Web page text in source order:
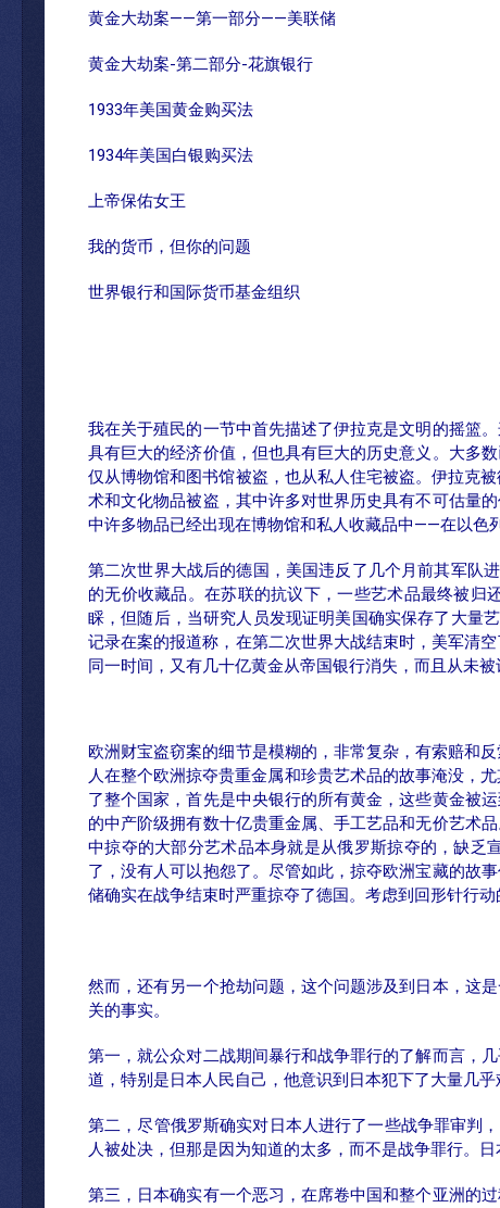
黄金大劫案——第一部分——美联储
黄金大劫案-第二部分-花旗银行
1933年美国黄金购买法
1934年美国白银购买法
上帝保佑女王
我的货币，但你的问题
世界银行和国际货币基金组织
我在关于殖民的一节中首先描述了伊拉克是文明的摇篮
具有巨大的经济价值，但也具有巨大的历史意义。大多
仅从博物馆和图书馆被盗，也从私人住宅被盗。伊拉克
术和文化物品被盗，其中许多对世界历史具有不可估量
中许多物品已经出现在博物馆和私人收藏品中——在以色
第二次世界大战后的德国，美国违反了几个月前其军队
的无价收藏品。在苏联的抗议下，一些艺术品最终被归
睬，但随后，当研究人员发现证明美国确实保存了大量
记录在案的报道称，在第二次世界大战结束时，美军清
同一时间，又有几十亿黄金从帝国银行消失，而且从未被
欧洲财宝盗窃案的细节是模糊的，非常复杂，有索赔和
人在整个欧洲掠夺贵重金属和珍贵艺术品的故事淹没，
了整个国家，首先是中央银行的所有黄金，这些黄金被
的中产阶级拥有数十亿贵重金属、手工艺品和无价艺术
中掠夺的大部分艺术品本身就是从俄罗斯掠夺的，缺乏
了，没有人可以抱怨了。尽管如此，掠夺欧洲宝藏的故
储确实在战争结束时严重掠夺了德国。考虑到回形针行
然而，还有另一个抢劫问题，这个问题涉及到日本，这
关的事实。
第一，就公众对二战期间暴行和战争罪行的了解而言，
道，特别是日本人民自己，他意识到日本犯下了大量几乎
第二，尽管俄罗斯确实对日本人进行了一些战争罪审判
人被处决，但那是因为知道的太多，而不是战争罪行。
第三，日本确实有一个恶习，在席卷中国和整个亚洲的